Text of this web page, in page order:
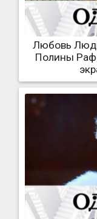
Любовь
Полины